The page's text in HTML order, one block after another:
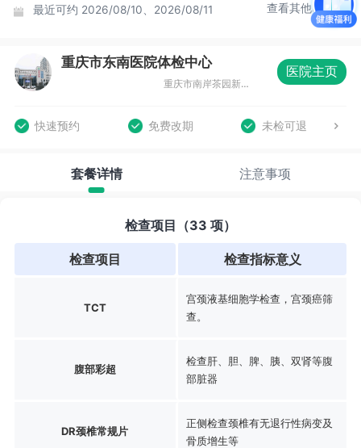
最近可约 2026/08/10、2026/08/11 查看其他时间
重庆市东南医院体检中心
重庆市南岸茶园新区通江大道98号
医院主页
快速预约 免费改期 未检可退
套餐详情 注意事项
检查项目（33 项）
检查项目 检查指标意义
TCT
宫颈液基细胞学检查，宫颈癌筛
查。
腹部彩超
检查肝、胆、脾、胰、双肾等腹
部脏器
DR颈椎常规片
正侧检查颈椎有无退行性病变及
骨质增生等